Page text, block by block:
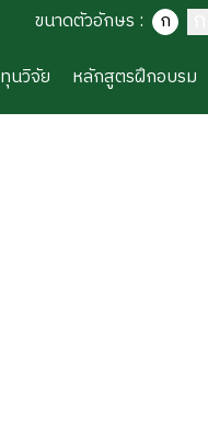
ขนาดตัวอักษร : ก ก
ทุนวิจัย หลักสูตรฝึกอบรม